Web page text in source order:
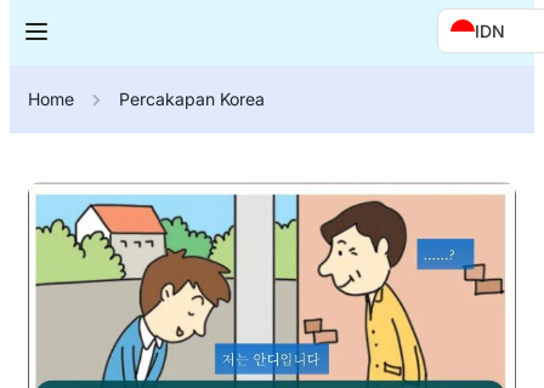
IDN
Home Percakapan Korea